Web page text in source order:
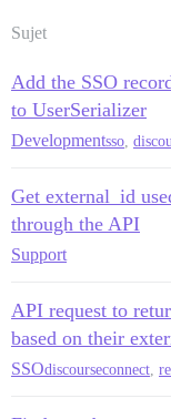
Sujet
Add the SSO
to UserSerializer
Developmentsso
Get external_id
through the API
Support
API request to
based on their
SSOdiscourseconnect